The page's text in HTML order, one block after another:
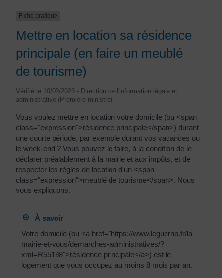
Fiche pratique
Mettre en location sa résidence
principale (en faire un meublé
de tourisme)
Vérifié le 10/03/2023 - Direction de l'information légale et
administrative (Première ministre)
Vous voulez mettre en location votre domicile (ou <span
class="expression">résidence principale</span>) durant
une courte période, par exemple durant vos vacances ou
le week-end ? Vous pouvez le faire, à la condition de le
déclarer préalablement à la mairie et aux impôts, et de
respecter les règles de location d'un <span
class="expression">meublé de tourisme</span>. Nous
vous expliquons.
À savoir
Votre domicile (ou <a href="https://www.leguerno.fr/la-
mairie-et-vous/demarches-administratives/?
xml=R55198">résidence principale</a>) est le
logement que vous occupez au moins 8 mois par an.